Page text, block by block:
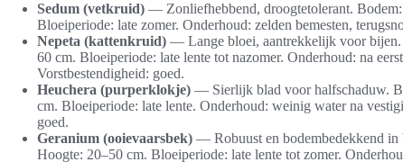
Sedum (vetkruid) — Zonliefhebbend, droogtetolerant.
Bloeiperiode: late zomer. Onderhoud: zelden bemesten,
Nepeta (kattenkruid) — Lange bloei, aantrekkelijk voor
60 cm. Bloeiperiode: late lente tot nazomer. Onderhoud: na
Vorstbestendigheid: goed.
Heuchera (purperklokje) — Sierlijk blad voor halfschaduw.
cm. Bloeiperiode: late lente. Onderhoud: weinig water na
goed.
Geranium (ooievaarsbek) — Robuust en bodembedekkend
Hoogte: 20–50 cm. Bloeiperiode: late lente tot zomer.